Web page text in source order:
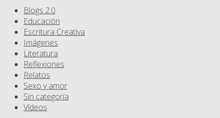
Blogs 2.0
Educación
Escritura Creativa
Imágenes
Literatura
Reflexiones
Relatos
Sexo y amor
Sin categoría
Vídeos